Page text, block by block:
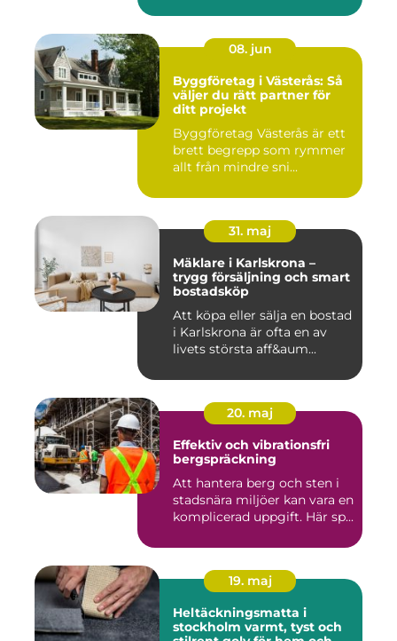
08. jun
Byggföretag i Västerås: Så
väljer du rätt partner för
ditt projekt
Byggföretag Västerås är ett
brett begrepp som rymmer
allt från mindre sni...
31. maj
Mäklare i Karlskrona –
trygg försäljning och smart
bostadsköp
Att köpa eller sälja en bostad
i Karlskrona är ofta en av
livets största aff&aum...
20. maj
Effektiv och vibrationsfri
bergspräckning
Att hantera berg och sten i
stadsnära miljöer kan vara en
komplicerad uppgift. Här sp...
19. maj
Heltäckningsmatta i
stockholm varmt, tyst och